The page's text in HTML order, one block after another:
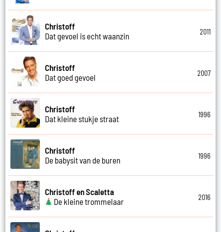
Christoff
Dat gevoel is echt waanzin
2011
Christoff
Dat goed gevoel
2007
Christoff
Dat kleine stukje straat
1996
Christoff
De babysit van de buren
1996
Christoff en Scaletta
De kleine trommelaar
2016